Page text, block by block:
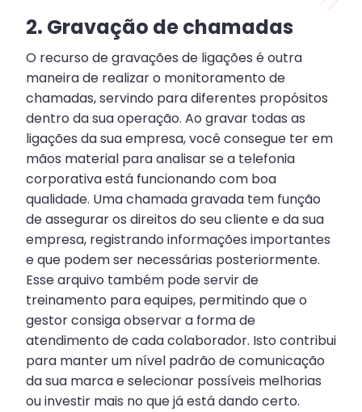
2. Gravação de chamadas
O recurso de gravações de ligações é outra
maneira de realizar o monitoramento de
chamadas, servindo para diferentes propósitos
dentro da sua operação. Ao gravar todas as
ligações da sua empresa, você consegue ter em
mãos material para analisar se a telefonia
corporativa está funcionando com boa
qualidade. Uma chamada gravada tem função
de assegurar os direitos do seu cliente e da sua
empresa, registrando informações importantes
e que podem ser necessárias posteriormente.
Esse arquivo também pode servir de
treinamento para equipes, permitindo que o
gestor consiga observar a forma de
atendimento de cada colaborador. Isto contribui
para manter um nível padrão de comunicação
da sua marca e selecionar possíveis melhorias
ou investir mais no que já está dando certo.